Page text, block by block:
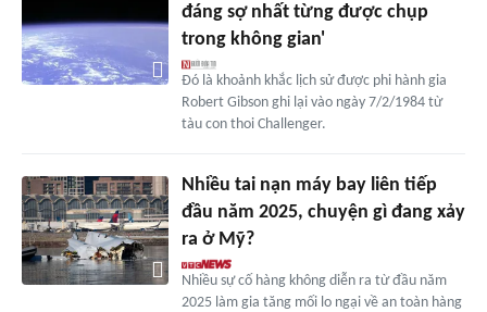
đáng sợ nhất từng được chụp
trong không gian'
Đó là khoảnh khắc lịch sử được phi hành gia
Robert Gibson ghi lại vào ngày 7/2/1984 từ
tàu con thoi Challenger.
Nhiều tai nạn máy bay liên tiếp
đầu năm 2025, chuyện gì đang xảy
ra ở Mỹ?
Nhiều sự cố hàng không diễn ra từ đầu năm
2025 làm gia tăng mối lo ngại về an toàn hàng